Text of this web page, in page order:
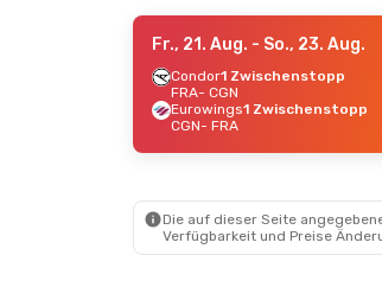
Fr., 21. Aug. - So., 23. Aug.
Condor1 Zwischenstopp
FRA- CGN
Eurowings1 Zwischenstopp
CGN- FRA
Die auf dieser Seite
Verfügbarkeit und Preise